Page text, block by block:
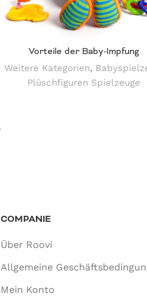
Vorteile der Baby-Impfung
Weitere Kategorien,
Plüschfiguren Spielzeuge
COMPANIE
Über Roovi
Allgemeine
Mein Konto